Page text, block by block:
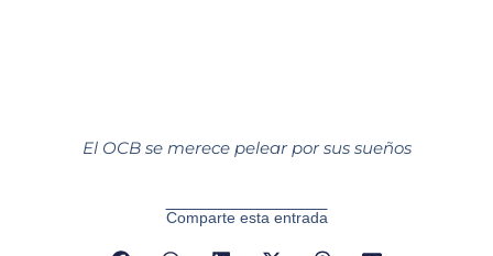
El OCB se merece pelear por sus sueños
Comparte esta entrada